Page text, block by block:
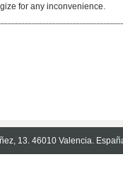
for any inconvenience.
13. 46010 Valencia.